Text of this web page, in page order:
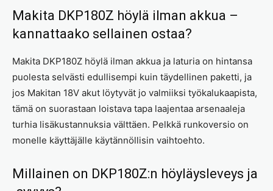
Makita DKP180Z höylä ilman akkua –
kannattaako sellainen ostaa?
Makita DKP180Z höylä ilman akkua ja laturia on hintansa
puolesta selvästi edullisempi kuin täydellinen paketti, ja
jos Makitan 18V akut löytyvät jo valmiiksi työkalukaapista,
tämä on suorastaan loistava tapa laajentaa arsenaaleja
turhia lisäkustannuksia välttäen. Pelkkä runkoversio on
monelle käyttäjälle käytännöllisin vaihtoehto.
Millainen on DKP180Z:n höyläysleveys ja